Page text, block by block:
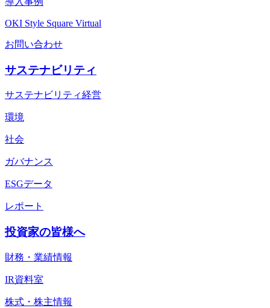
OKI Style Square Virtual
お問い合わせ
サステナビリティ
サステナビリティ経営
環境
社会
ガバナンス
ESGデータ
レポート
投資家の皆様へ
財務・業績情報
IR資料室
株式・株主情報